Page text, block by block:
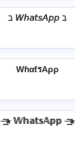
ℶ 𝘞𝘩𝘢𝘵𝘴𝘈𝘱𝘱 ℶ
WɦαƭรAρρ
⏤͟͟͞͞★ 𝕎𝕙𝕒𝕥𝕤𝔸𝕡𝕡 ⏤͟͟͞͞★